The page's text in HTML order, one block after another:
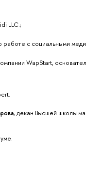
LLC.;
работе с социальными
WapStart,
, декан Высшей школы